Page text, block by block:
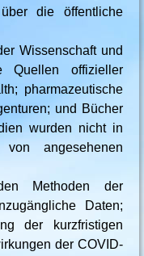
die öffentliche
Wissenschaft und
Quellen offizieller
pharmazeutische
und Bücher
wurden nicht in
angesehenen
Methoden der
Daten;
der kurzfristigen
der COVID-